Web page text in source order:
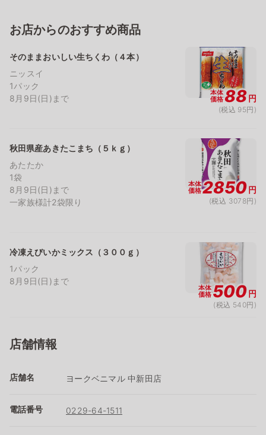
お店からのおすすめ商品
そのままおいしい生ちくわ（４本）
ニッスイ
1パック
8月9日(日)まで
本体
価格88円
(税込 95円)
秋田県産あきたこまち（５ｋｇ）
あたたか
1袋
8月9日(日)まで
一家族様計2袋限り
本体
価格2850円
(税込 3078円)
冷凍えびいかミックス（３００ｇ）
1パック
8月9日(日)まで
本体
価格500円
(税込 540円)
店舗情報
店舗名 ヨークベニマル 中新田店
電話番号 0229-64-1511